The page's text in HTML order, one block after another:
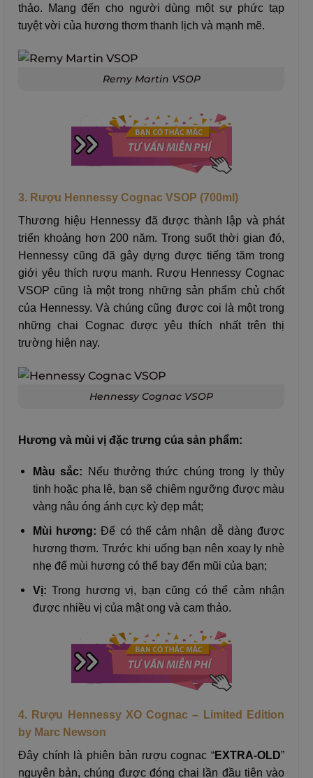
thảo. Mang đến cho người dùng một sự phức tạp
tuyệt vời của hương thơm thanh lịch và mạnh mẽ.
Remy Martin VSOP
3. Rượu Hennessy Cognac VSOP (700ml)
Thương hiệu Hennessy đã được thành lập và phát
triển khoảng hơn 200 năm. Trong suốt thời gian đó,
Hennessy cũng đã gây dựng được tiếng tăm trong
giới yêu thích rượu mạnh. Rượu Hennessy Cognac
VSOP cũng là một trong những sản phẩm chủ chốt
của Hennessy. Và chúng cũng được coi là một trong
những chai Cognac được yêu thích nhất trên thị
trường hiện nay.
Hennessy Cognac VSOP
Hương và mùi vị đặc trưng của sản phẩm:
Màu sắc: Nếu thưởng thức chúng trong ly thủy
tinh hoặc pha lê, bạn sẽ chiêm ngưỡng được màu
vàng nâu óng ánh cực kỳ đẹp mắt;
Mùi hương: Để có thể cảm nhận dễ dàng được
hương thơm. Trước khi uống bạn nên xoay ly nhè
nhẹ để mùi hương có thể bay đến mũi của bạn;
Vị: Trong hương vị, bạn cũng có thể cảm nhận
được nhiều vị của mật ong và cam thảo.
4. Rượu Hennessy XO Cognac – Limited Edition
by Marc Newson
Đây chính là phiên bản rượu cognac “EXTRA-OLD”
nguyên bản, chúng được đóng chai lần đầu tiên vào